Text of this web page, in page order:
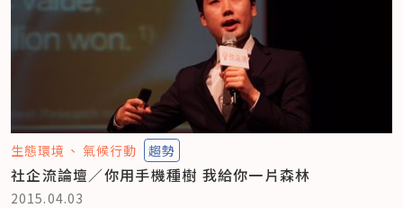
生態環境 氣候行動 趨勢
社企流論壇／你用手機種樹 我給你一片森林
2015.04.03